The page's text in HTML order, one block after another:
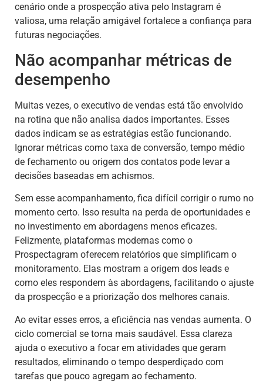
cenário onde a prospecção ativa pelo Instagram é
valiosa, uma relação amigável fortalece a confiança para
futuras negociações.
Não acompanhar métricas de
desempenho
Muitas vezes, o executivo de vendas está tão envolvido
na rotina que não analisa dados importantes. Esses
dados indicam se as estratégias estão funcionando.
Ignorar métricas como taxa de conversão, tempo médio
de fechamento ou origem dos contatos pode levar a
decisões baseadas em achismos.
Sem esse acompanhamento, fica difícil corrigir o rumo no
momento certo. Isso resulta na perda de oportunidades e
no investimento em abordagens menos eficazes.
Felizmente, plataformas modernas como o
Prospectagram oferecem relatórios que simplificam o
monitoramento. Elas mostram a origem dos leads e
como eles respondem às abordagens, facilitando o ajuste
da prospecção e a priorização dos melhores canais.
Ao evitar esses erros, a eficiência nas vendas aumenta. O
ciclo comercial se torna mais saudável. Essa clareza
ajuda o executivo a focar em atividades que geram
resultados, eliminando o tempo desperdiçado com
tarefas que pouco agregam ao fechamento.